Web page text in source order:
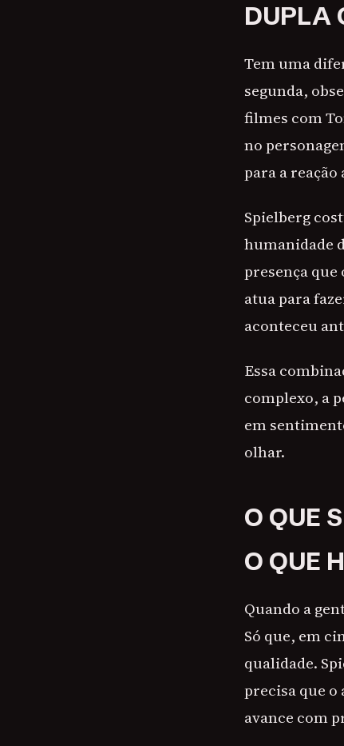
DUPLA
Tem uma
segunda,
filmes com
no
para a reação
Spielberg
humanidade
presença que
atua para
aconteceu
Essa
complexo, a
em
olhar.
O QUE
O QUE
Quando a
Só que, em
qualidade.
precisa que
avance com